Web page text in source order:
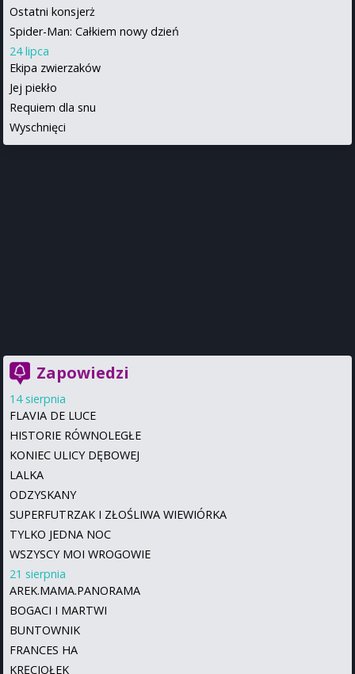
Ostatni konsjerż
Spider-Man: Całkiem nowy dzień
24 lipca
Ekipa zwierzaków
Jej piekło
Requiem dla snu
Wyschnięci
Zapowiedzi
14 sierpnia
FLAVIA DE LUCE
HISTORIE RÓWNOLEGŁE
KONIEC ULICY DĘBOWEJ
LALKA
ODZYSKANY
SUPERFUTRZAK I ZŁOŚLIWA WIEWIÓRKA
TYLKO JEDNA NOC
WSZYSCY MOI WROGOWIE
21 sierpnia
AREK.MAMA.PANORAMA
BOGACI I MARTWI
BUNTOWNIK
FRANCES HA
KRĘCIOŁEK